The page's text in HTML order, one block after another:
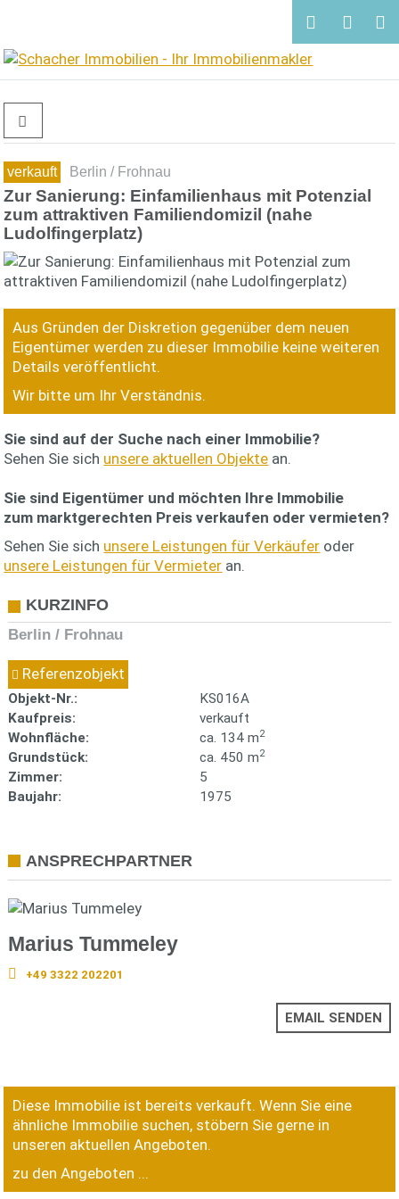
verkauft Berlin / Frohnau
Zur Sanierung: Einfamilienhaus mit Potenzial
zum attraktiven Familiendomizil (nahe
Ludolfingerplatz)
Aus Gründen der Diskretion gegenüber dem neuen
Eigentümer werden zu dieser Immobilie keine weiteren
Details veröffentlicht.
Wir bitte um Ihr Verständnis.
Sie sind auf der Suche nach einer Immobilie?
Sehen Sie sich unsere aktuellen Objekte an.
Sie sind Eigentümer und möchten Ihre Immobilie
zum marktgerechten Preis verkaufen oder vermieten?
Sehen Sie sich unsere Leistungen für Verkäufer oder
unsere Leistungen für Vermieter an.
KURZINFO
Berlin / Frohnau
Referenzobjekt
Objekt-Nr.:
KS016A
Kaufpreis:
verkauft
Wohnfläche:
ca. 134 m2
Grundstück: ca. 450 m2
Zimmer:
5
Baujahr:
1975
ANSPRECHPARTNER
Marius Tummeley
+49 3322 202201
EMAIL SENDEN
Diese Immobilie ist bereits verkauft. Wenn Sie eine
ähnliche Immobilie suchen, stöbern Sie gerne in
unseren aktuellen Angeboten.
zu den Angeboten ...